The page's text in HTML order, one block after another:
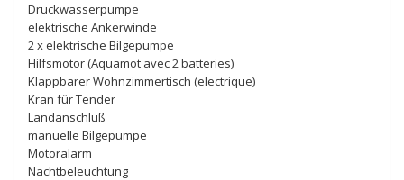
Druckwasserpumpe
elektrische Ankerwinde
2 x elektrische Bilgepumpe
Hilfsmotor (Aquamot avec 2 batteries)
Klappbarer Wohnzimmertisch (electrique)
Kran für Tender
Landanschluß
manuelle Bilgepumpe
Motoralarm
Nachtbeleuchtung